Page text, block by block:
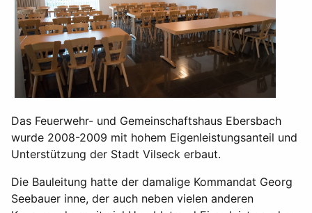
Das Feuerwehr- und Gemeinschaftshaus Ebersbach
wurde 2008-2009 mit hohem Eigenleistungsanteil und
Unterstützung der Stadt Vilseck erbaut.
Die Bauleitung hatte der damalige Kommandat Georg
Seebauer inne, der auch neben vielen anderen